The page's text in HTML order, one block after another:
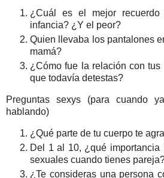
¿Cuál es el mejor
infancia? ¿Y el peor?
Quien llevaba los pantalones
mamá?
¿Cómo fue la relación con tus
que todavía detestas?
Preguntas sexys (para cuando
hablando)
¿Qué parte de tu cuerpo te
Del 1 al 10, ¿qué
sexuales cuando tienes
¿Te consideras una persona